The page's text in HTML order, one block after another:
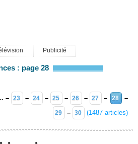
Publicité
: page 28
– 23 – 24 – 25 – 26 – 27 – 28 –
29 – 30 (1487 articles)